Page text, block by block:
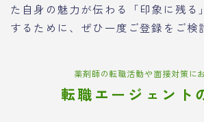
た自身の魅力が伝わる「印象に残る
するために、ぜひ一度ご登録をご検
薬剤師の転職活動や面接対策に
転職エージェント